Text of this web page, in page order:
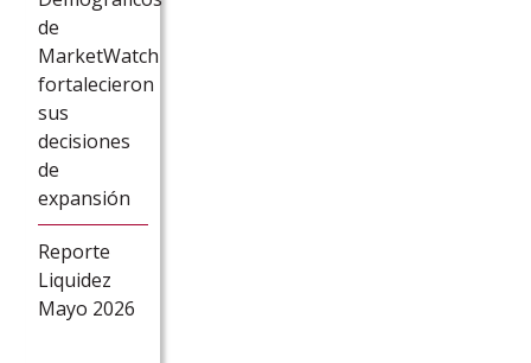
de
MarketWatch
fortalecieron
sus
decisiones
de
expansión
Reporte
Liquidez
Mayo 2026